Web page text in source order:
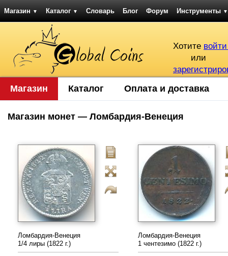
Магазин ▼ Каталог ▼ Словарь Блог Форум Инструменты ▼
Хотите
или
Магазин Каталог Оплата и доставка
Магазин монет — Ломбардия-Венеция
Ломбардия-Венеция
1/4 лиры (1822 г.)
Ломбардия-Венеция
1 чентезимо (1822 г.)